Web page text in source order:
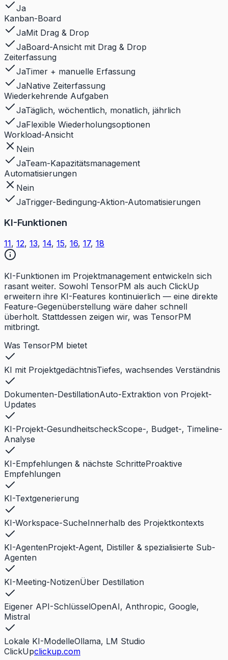
Ja
Kanban-Board
JaMit Drag & Drop
JaBoard-Ansicht mit Drag & Drop
Zeiterfassung
JaTimer + manuelle Erfassung
JaNative Zeiterfassung
Wiederkehrende Aufgaben
JaTäglich, wöchentlich, monatlich, jährlich
JaFlexible Wiederholungsoptionen
Workload-Ansicht
Nein
JaTeam-Kapazitätsmanagement
Automatisierungen
Nein
JaTrigger-Bedingung-Aktion-Automatisierungen
KI-Funktionen
11, 12, 13, 14, 15, 16, 17, 18
KI-Funktionen im Projektmanagement entwickeln sich
rasant weiter. Sowohl TensorPM als auch ClickUp
erweitern ihre KI-Features kontinuierlich — eine direkte
Feature-Gegenüberstellung wäre daher schnell
überholt. Stattdessen zeigen wir, was TensorPM
mitbringt.
Was TensorPM bietet
KI mit ProjektgedächtnisTiefes, wachsendes Verständnis
Dokumenten-DestillationAuto-Extraktion von Projekt-
Updates
KI-Projekt-GesundheitscheckScope-, Budget-, Timeline-
Analyse
KI-Empfehlungen & nächste SchritteProaktive
Empfehlungen
KI-Textgenerierung
KI-Workspace-SucheInnerhalb des Projektkontexts
KI-AgentenProjekt-Agent, Distiller & spezialisierte Sub-
Agenten
KI-Meeting-NotizenÜber Destillation
Eigener API-SchlüsselOpenAI, Anthropic, Google,
Mistral
Lokale KI-ModelleOllama, LM Studio
ClickUpclickup.com